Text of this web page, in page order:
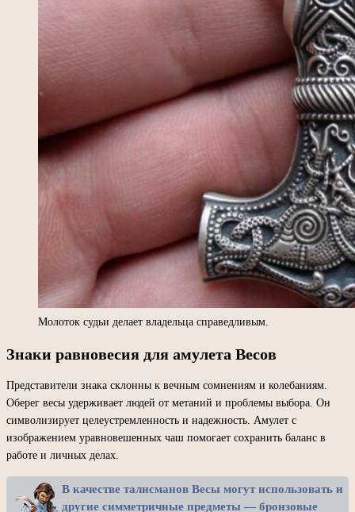
Молоток судьи делает владельца справедливым.
Знаки равновесия для амулета Весов
Представители знака склонны к вечным сомнениям и колебаниям.
Оберег весы удерживает людей от метаний и проблемы выбора. Он
символизирует целеустремленность и надежность. Амулет с
изображением уравновешенных чаш помогает сохранить баланс в
работе и личных делах.
В качестве талисманов Весы могут использовать и
другие симметричные предметы — бронзовые